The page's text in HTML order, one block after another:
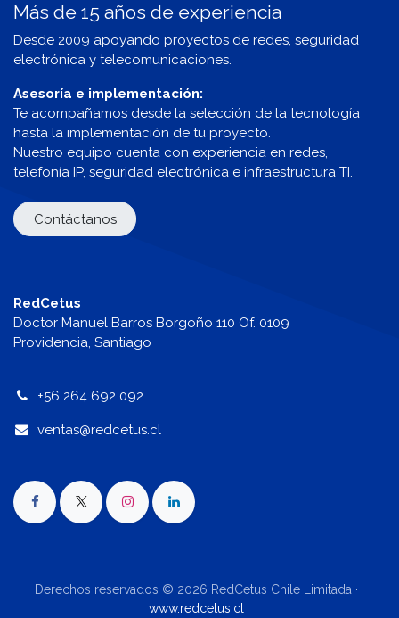
Más de 15 años de experiencia
Desde 2009 apoyando proyectos de redes, seguridad
electrónica y telecomunicaciones.
Asesoría e implementación:
Te acompañamos desde la selección de la tecnología
hasta la implementación de tu proyecto.
Nuestro equipo cuenta con experiencia en redes,
telefonía IP, seguridad electrónica e infraestructura TI.
Contáctanos
RedCetus
Doctor Manuel Barros Borgoño 110 Of. 0109
Providencia, Santiago
+56 264 692 092
ventas@redcetus.cl
Derechos reservados © 2026 RedCetus Chile Limitada ·
www.redcetus.cl